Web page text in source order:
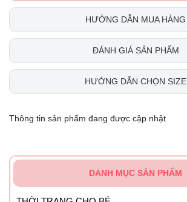
HƯỚNG DẪN MUA HÀNG
ĐÁNH GIÁ SẢN PHẨM
HƯỚNG DẪN CHỌN SIZE
Thông tin sản phẩm đang được cập nhật
DANH MỤC SẢN PHẨM